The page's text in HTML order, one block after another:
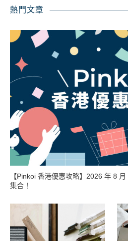
熱門文章
【Pinkoi 香港優惠攻略】2026 年 8
集合！